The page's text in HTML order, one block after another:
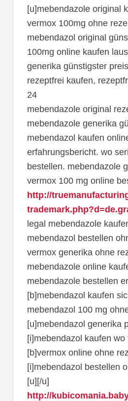
[u]mebendazole original
vermox 100mg ohne
mebendazol original
100mg online kaufen
generika günstigster
rezeptfrei kaufen,
24
mebendazole original
mebendazole generika
mebendazol kaufen
erfahrungsbericht. wo
bestellen. mebendazole
vermox 100 mg online
http://
legal mebendazole
mebendazol bestellen
vermox generika ohne
mebendazole online
mebendazole bestellen
[b]mebendazol kaufen
mebendazol 100 mg
[u]mebendazol generika
[i]mebendazol kaufen wo
[b]vermox online ohne
[i]mebendazol bestellen
[u][/u]
http://